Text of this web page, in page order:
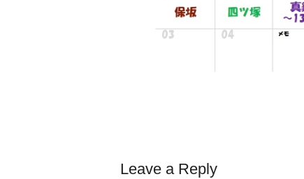
Leave a Reply